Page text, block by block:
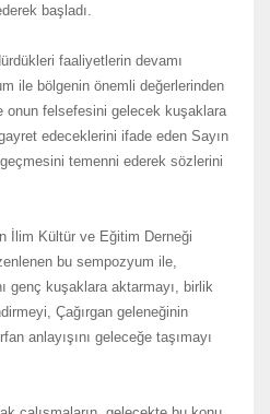
başladı.
faaliyetlerin devamı
ile bölgenin önemli değerlerinden
onun felsefesini gelecek kuşaklara
edeceklerini ifade eden Sayın
temenni ederek sözlerini
İlim Kültür ve Eğitim Derneği
bu sempozyum ile,
genç kuşaklara aktarmayı, birlik
Çağırgan geleneğinin
anlayışını geleceğe taşımayı